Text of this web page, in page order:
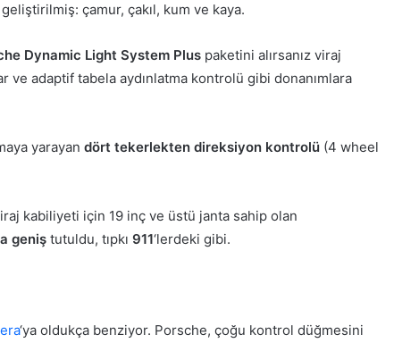
çamur, çakıl, kum ve kaya.
Dynamic Light System Plus paketini alırsanız viraj
ve adaptif tabela aydınlatma kontrolü gibi donanımlara
yarayan dört tekerlekten direksiyon kontrolü (4 wheel
kabiliyeti için 19 inç ve üstü janta sahip olan
geniş tutuldu, tıpkı 911‘lerdeki gibi.
‘ya oldukça benziyor. Porsche, çoğu kontrol düğmesini